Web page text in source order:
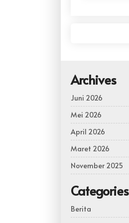
Archives
Juni 2026
Mei 2026
April 2026
Maret 2026
November 2025
Categories
Berita